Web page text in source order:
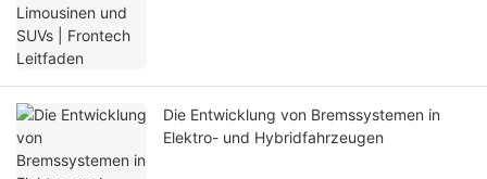
Die Entwicklung von Bremssystemen in
Elektro- und Hybridfahrzeugen